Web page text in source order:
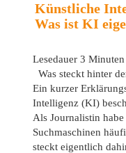
Künstliche
Was ist KI
Lesedauer 3 Minuten
Was steckt hinter
Ein kurzer
Intelligenz (KI)
Als Journalistin
Suchmaschinen
steckt eigentlich